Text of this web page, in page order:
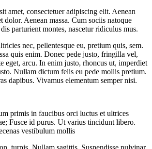
amet, consectetuer adipiscing elit. Aenean
dolor. Aenean massa. Cum sociis natoque
parturient montes, nascetur ridiculus mus.
nec, pellentesque eu, pretium quis, sem.
quis enim. Donec pede justo, fringilla vel,
eget, arcu. In enim justo, rhoncus ut, imperdiet
Nullam dictum felis eu pede mollis pretium.
dapibus. Vivamus elementum semper nisi.
primis in faucibus orci luctus et ultrices
Fusce id purus. Ut varius tincidunt libero.
vestibulum mollis
turpis. Nullam sagittis. Suspendisse pulvinar,